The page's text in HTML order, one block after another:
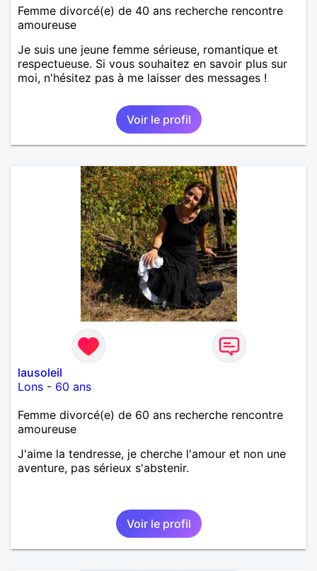
Femme divorcé(e) de 40 ans recherche rencontre
amoureuse
Je suis une jeune femme sérieuse, romantique et
respectueuse. Si vous souhaitez en savoir plus sur
moi, n'hésitez pas à me laisser des messages !
Voir le profil
lausoleil
Lons - 60 ans
Femme divorcé(e) de 60 ans recherche rencontre
amoureuse
J'aime la tendresse, je cherche l'amour et non une
aventure, pas sérieux s'abstenir.
Voir le profil